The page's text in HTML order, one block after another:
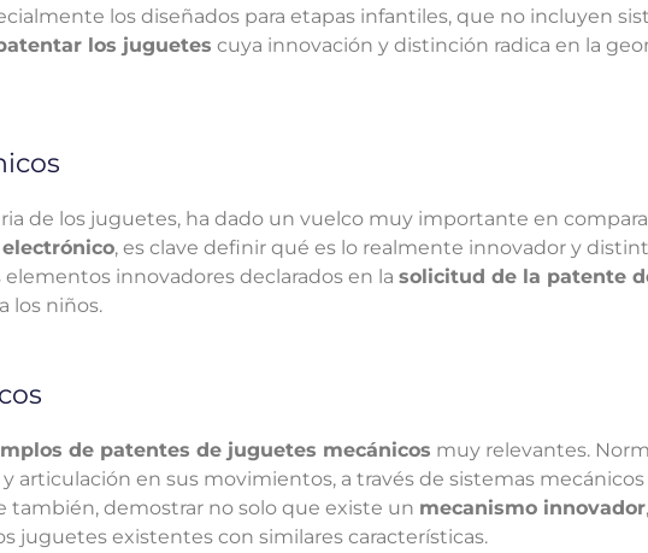
los diseñados para etapas infantiles, que no incluyen
los juguetes cuya innovación y distinción radica en la
de los juguetes, ha dado un vuelco muy importante en
, es clave definir qué es lo realmente innovador y
elementos innovadores declarados en la solicitud de la patente
los niños.
de patentes de juguetes mecánicos muy relevantes.
en sus movimientos, a través de sistemas mecánicos
también, demostrar no solo que existe un mecanismo innovador
juguetes existentes con similares características.